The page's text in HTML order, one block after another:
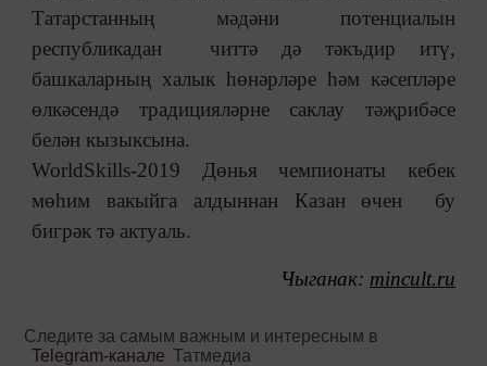
Татарстанның мәдәни потенциалын
республикадан читтә дә тәкъдир итү,
башкаларның халык һөнәрләре һәм кәсепләре
өлкәсендә традицияләрне саклау тәҗрибәсе
белән кызыксына.
WorldSkills-2019 Дөнья чемпионаты кебек
мөһим вакыйга алдыннан Казан өчен бу
бигрәк тә актуаль.
Чыганак: mincult.ru
Следите за самым важным и интересным в
Telegram-канале Татмедиа